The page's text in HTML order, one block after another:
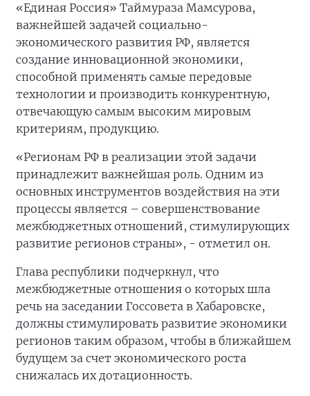
«Единая Россия» Таймураза Мамсурова,
важнейшей задачей социально-
экономического развития РФ, является
создание инновационной экономики,
способной применять самые передовые
технологии и производить конкурентную,
отвечающую самым высоким мировым
критериям, продукцию.
«Регионам РФ в реализации этой задачи
принадлежит важнейшая роль. Одним из
основных инструментов воздействия на эти
процессы является – совершенствование
межбюджетных отношений, стимулирующих
развитие регионов страны», - отметил он.
Глава республики подчеркнул, что
межбюджетные отношения о которых шла
речь на заседании Госсовета в Хабаровске,
должны стимулировать развитие экономики
регионов таким образом, чтобы в ближайшем
будущем за счет экономического роста
снижалась их дотационность.